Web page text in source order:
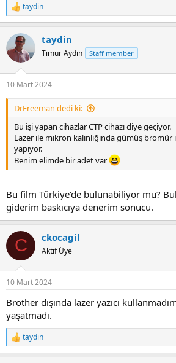
R
e
c
t
i
s
:
taydin
taydin
Timur Aydın Staff member
10 Mart 2024
DrFreeman dedi ki:
Bu işi yapan cihazlar CTP cihazı diye geçiyor.
Lazer ile mikron kalınlığında gümüş bromür
yapıyor.
Benim elimde bir adet var
Bu film Türkiye'de bulunabiliyor mu?
giderim baskıcıya denerim sonucu.
C ckocagil
Aktif Üye
10 Mart 2024
Brother dışında lazer yazıcı
yaşatmadı.
R
e
taydin